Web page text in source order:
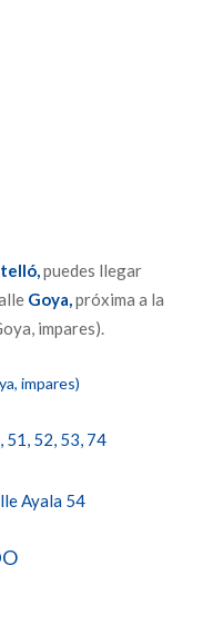
puedes llegar
Goya,próxima a la
impares).
impares)
51, 52, 53, 74
Ayala 54